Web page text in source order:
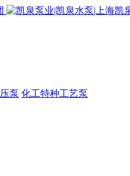
泵 化工特种工艺泵